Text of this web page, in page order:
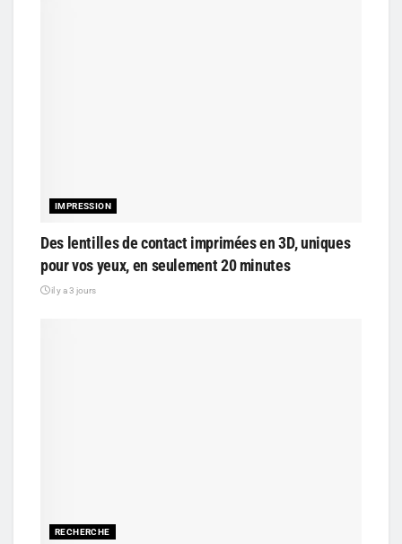
IMPRESSION
Des lentilles de contact imprimées en 3D, uniques
pour vos yeux, en seulement 20 minutes
il y a 3 jours
RECHERCHE